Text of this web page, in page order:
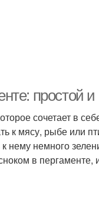
простой
сочетает в
к мясу, рыбе или
нему немного
в